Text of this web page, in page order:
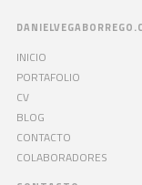
INICIO
PORTAFOLIO
CV
BLOG
CONTACTO
COLABORADORES